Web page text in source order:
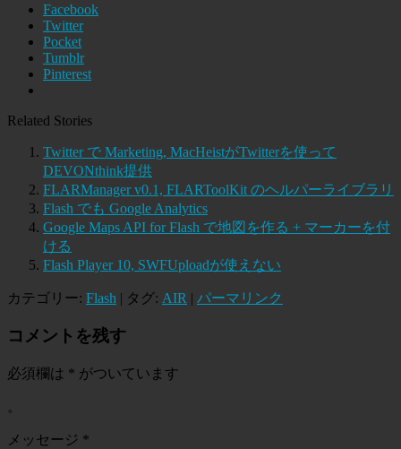
Facebook
Twitter
Pocket
Tumblr
Pinterest
Related Stories
Twitter で Marketing, MacHeistがTwitterを使って
DEVONthink提供
FLARManager v0.1, FLARToolKit のヘルパーライブラリ
Flash でも Google Analytics
Google Maps API for Flash で地図を作る + マーカーを付
ける
Flash Player 10, SWFUploadが使えない
カテゴリー: Flash | タグ: AIR | パーマリンク
コメントを残す
必須欄は * がついています
。
メッセージ *